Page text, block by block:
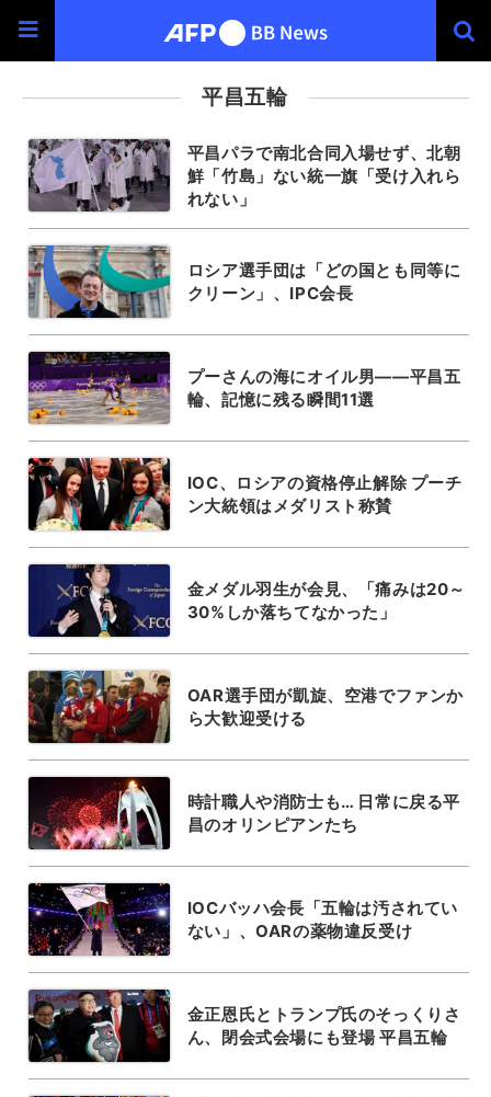
平昌五輪
平昌パラで南北合同入場せず、北朝
鮮「竹島」ない統一旗「受け入れら
れない」
ロシア選手団は「どの国とも同等に
クリーン」、IPC会長
プーさんの海にオイル男――平昌五
輪、記憶に残る瞬間11選
IOC、ロシアの資格停止解除 プーチ
ン大統領はメダリスト称賛
金メダル羽生が会見、「痛みは20～
30%しか落ちてなかった」
OAR選手団が凱旋、空港でファンか
ら大歓迎受ける
時計職人や消防士も… 日常に戻る平
昌のオリンピアンたち
IOCバッハ会長「五輪は汚されてい
ない」、OARの薬物違反受け
金正恩氏とトランプ氏のそっくりさ
ん、閉会式会場にも登場 平昌五輪